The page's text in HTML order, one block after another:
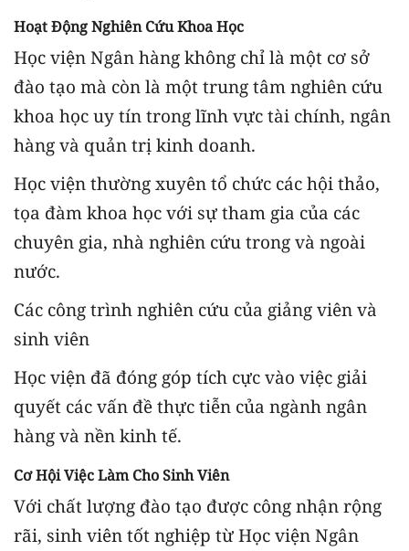
Hoạt Động Nghiên Cứu Khoa Học
Học viện Ngân hàng không chỉ là một cơ sở
đào tạo mà còn là một trung tâm nghiên cứu
khoa học uy tín trong lĩnh vực tài chính, ngân
hàng và quản trị kinh doanh.
Học viện thường xuyên tổ chức các hội thảo,
tọa đàm khoa học với sự tham gia của các
chuyên gia, nhà nghiên cứu trong và ngoài
nước.
Các công trình nghiên cứu của giảng viên và
sinh viên
Học viện đã đóng góp tích cực vào việc giải
quyết các vấn đề thực tiễn của ngành ngân
hàng và nền kinh tế.
Cơ Hội Việc Làm Cho Sinh Viên
Với chất lượng đào tạo được công nhận rộng
rãi, sinh viên tốt nghiệp từ Học viện Ngân